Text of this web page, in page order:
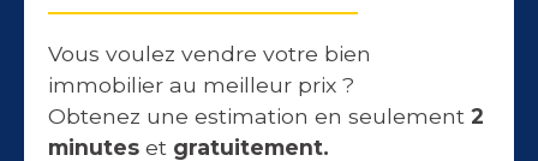
Vous voulez vendre votre bien
immobilier au meilleur prix ?
Obtenez une estimation en seulement 2
minutes et gratuitement.